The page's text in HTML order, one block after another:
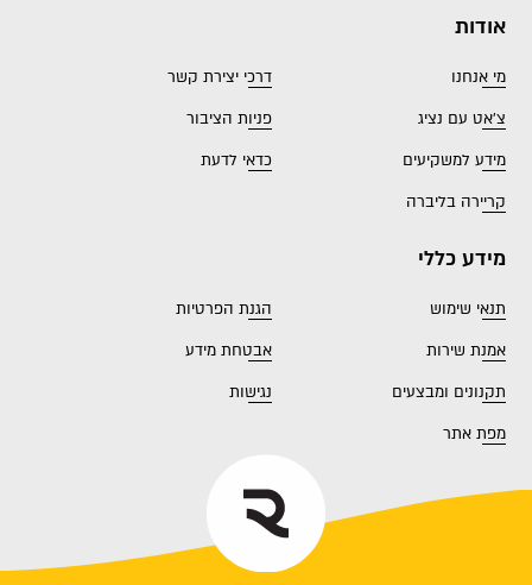
אודות
מי אנחנו
דרכי יצירת קשר
צ'אט עם נציג
פניות הציבור
מידע למשקיעים
כדאי לדעת
קריירה בליברה
מידע כללי
תנאי שימוש
הגנת הפרטיות
אמנת שירות
אבטחת מידע
תקנונים ומבצעים
נגישות
מפת אתר